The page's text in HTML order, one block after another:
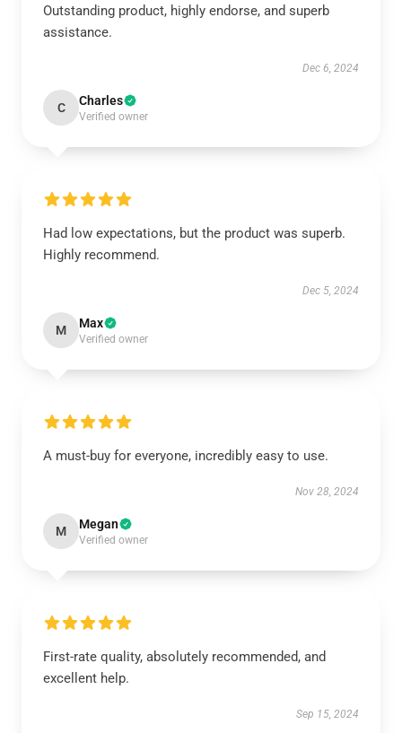
Outstanding product, highly endorse, and superb
assistance.
Dec 6, 2024
C Charles
Verified owner
Had low expectations, but the product was superb.
Highly recommend.
Dec 5, 2024
M Max
Verified owner
A must-buy for everyone, incredibly easy to use.
Nov 28, 2024
M Megan
Verified owner
First-rate quality, absolutely recommended, and
excellent help.
Sep 15, 2024